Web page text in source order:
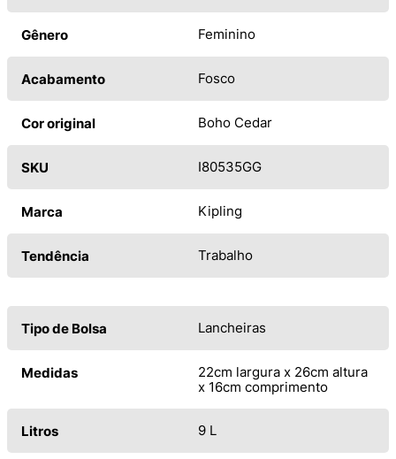
Gênero Feminino
Acabamento Fosco
Cor original Boho Cedar
SKU I80535GG
Marca Kipling
Tendência Trabalho
Tipo de Bolsa Lancheiras
Medidas
22cm largura x 26cm altura
x 16cm comprimento
Litros 9 L